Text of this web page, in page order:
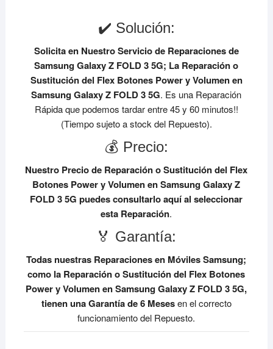
✔️ Solución:
Solicita en Nuestro Servicio de Reparaciones de
Samsung Galaxy Z FOLD 3 5G; La Reparación o
Sustitución del Flex Botones Power y Volumen en
Samsung Galaxy Z FOLD 3 5G. Es una Reparación
Rápida que podemos tardar entre 45 y 60 minutos!!
(Tiempo sujeto a stock del Repuesto).
💰 Precio:
Nuestro Precio de Reparación o Sustitución del Flex
Botones Power y Volumen en Samsung Galaxy Z
FOLD 3 5Gpuedes consultarlo aquí al seleccionar
esta Reparación.
🏅 Garantía:
Todas nuestras Reparaciones en Móviles Samsung;
como la Reparación o Sustitución del Flex Botones
Power y Volumen en Samsung Galaxy Z FOLD 3 5G,
tienen una Garantía de 6 Mesesen el correcto
funcionamiento del Repuesto.